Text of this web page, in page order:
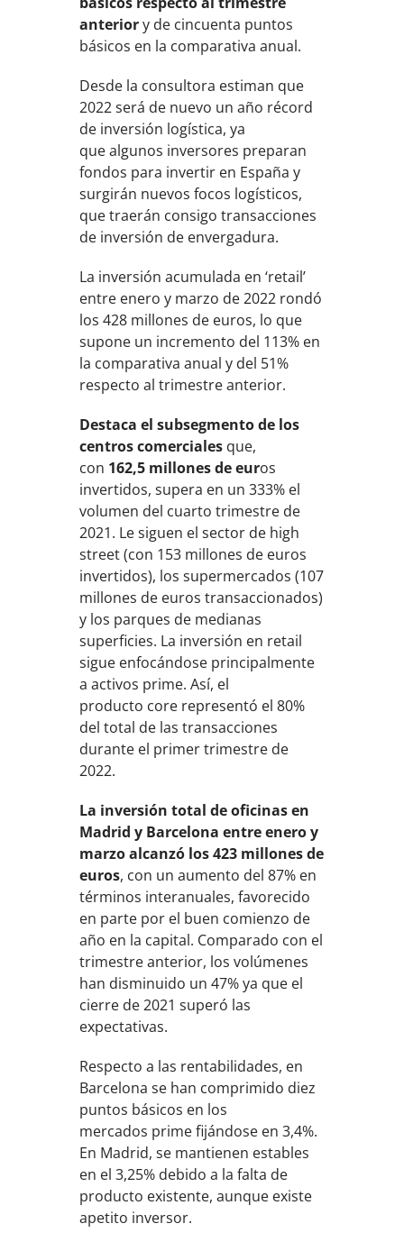
anteriory de cincuenta puntos
básicos en la comparativa anual.
Desde la consultora estiman que
2022 será de nuevo un año récord
de inversión logística, ya
que algunos inversores preparan
fondos para invertir en España y
surgirán nuevos focos logísticos,
que traerán consigo transacciones
de inversión de envergadura.
La inversión acumulada en ‘retail’
entre enero y marzo de 2022 rondó
los 428 millones de euros, lo que
supone un incremento del 113% en
la comparativa anual y del 51%
respecto al trimestre anterior.
Destaca el subsegmento de los
centros comerciales que,
con 162,5 millones de euros
invertidos, supera en un 333% el
volumen del cuarto trimestre de
2021. Le siguen el sector de high
street (con 153 millones de euros
invertidos), los supermercados (107
millones de euros transaccionados)
y los parques de medianas
superficies. La inversión en retail
sigue enfocándose principalmente
a activos prime. Así, el
producto core representó el 80%
del total de las transacciones
durante el primer trimestre de
2022.
La inversión total de oficinas en
Madrid y Barcelona entre enero y
marzo alcanzó los 423 millones de
euros, con un aumento del 87% en
términos interanuales, favorecido
en parte por el buen comienzo de
año en la capital. Comparado con el
trimestre anterior, los volúmenes
han disminuido un 47% ya que el
cierre de 2021 superó las
expectativas.
Respecto a las rentabilidades, en
Barcelona se han comprimido diez
puntos básicos en los
mercados prime fijándose en 3,4%.
En Madrid, se mantienen estables
en el 3,25% debido a la falta de
producto existente, aunque existe
apetito inversor.